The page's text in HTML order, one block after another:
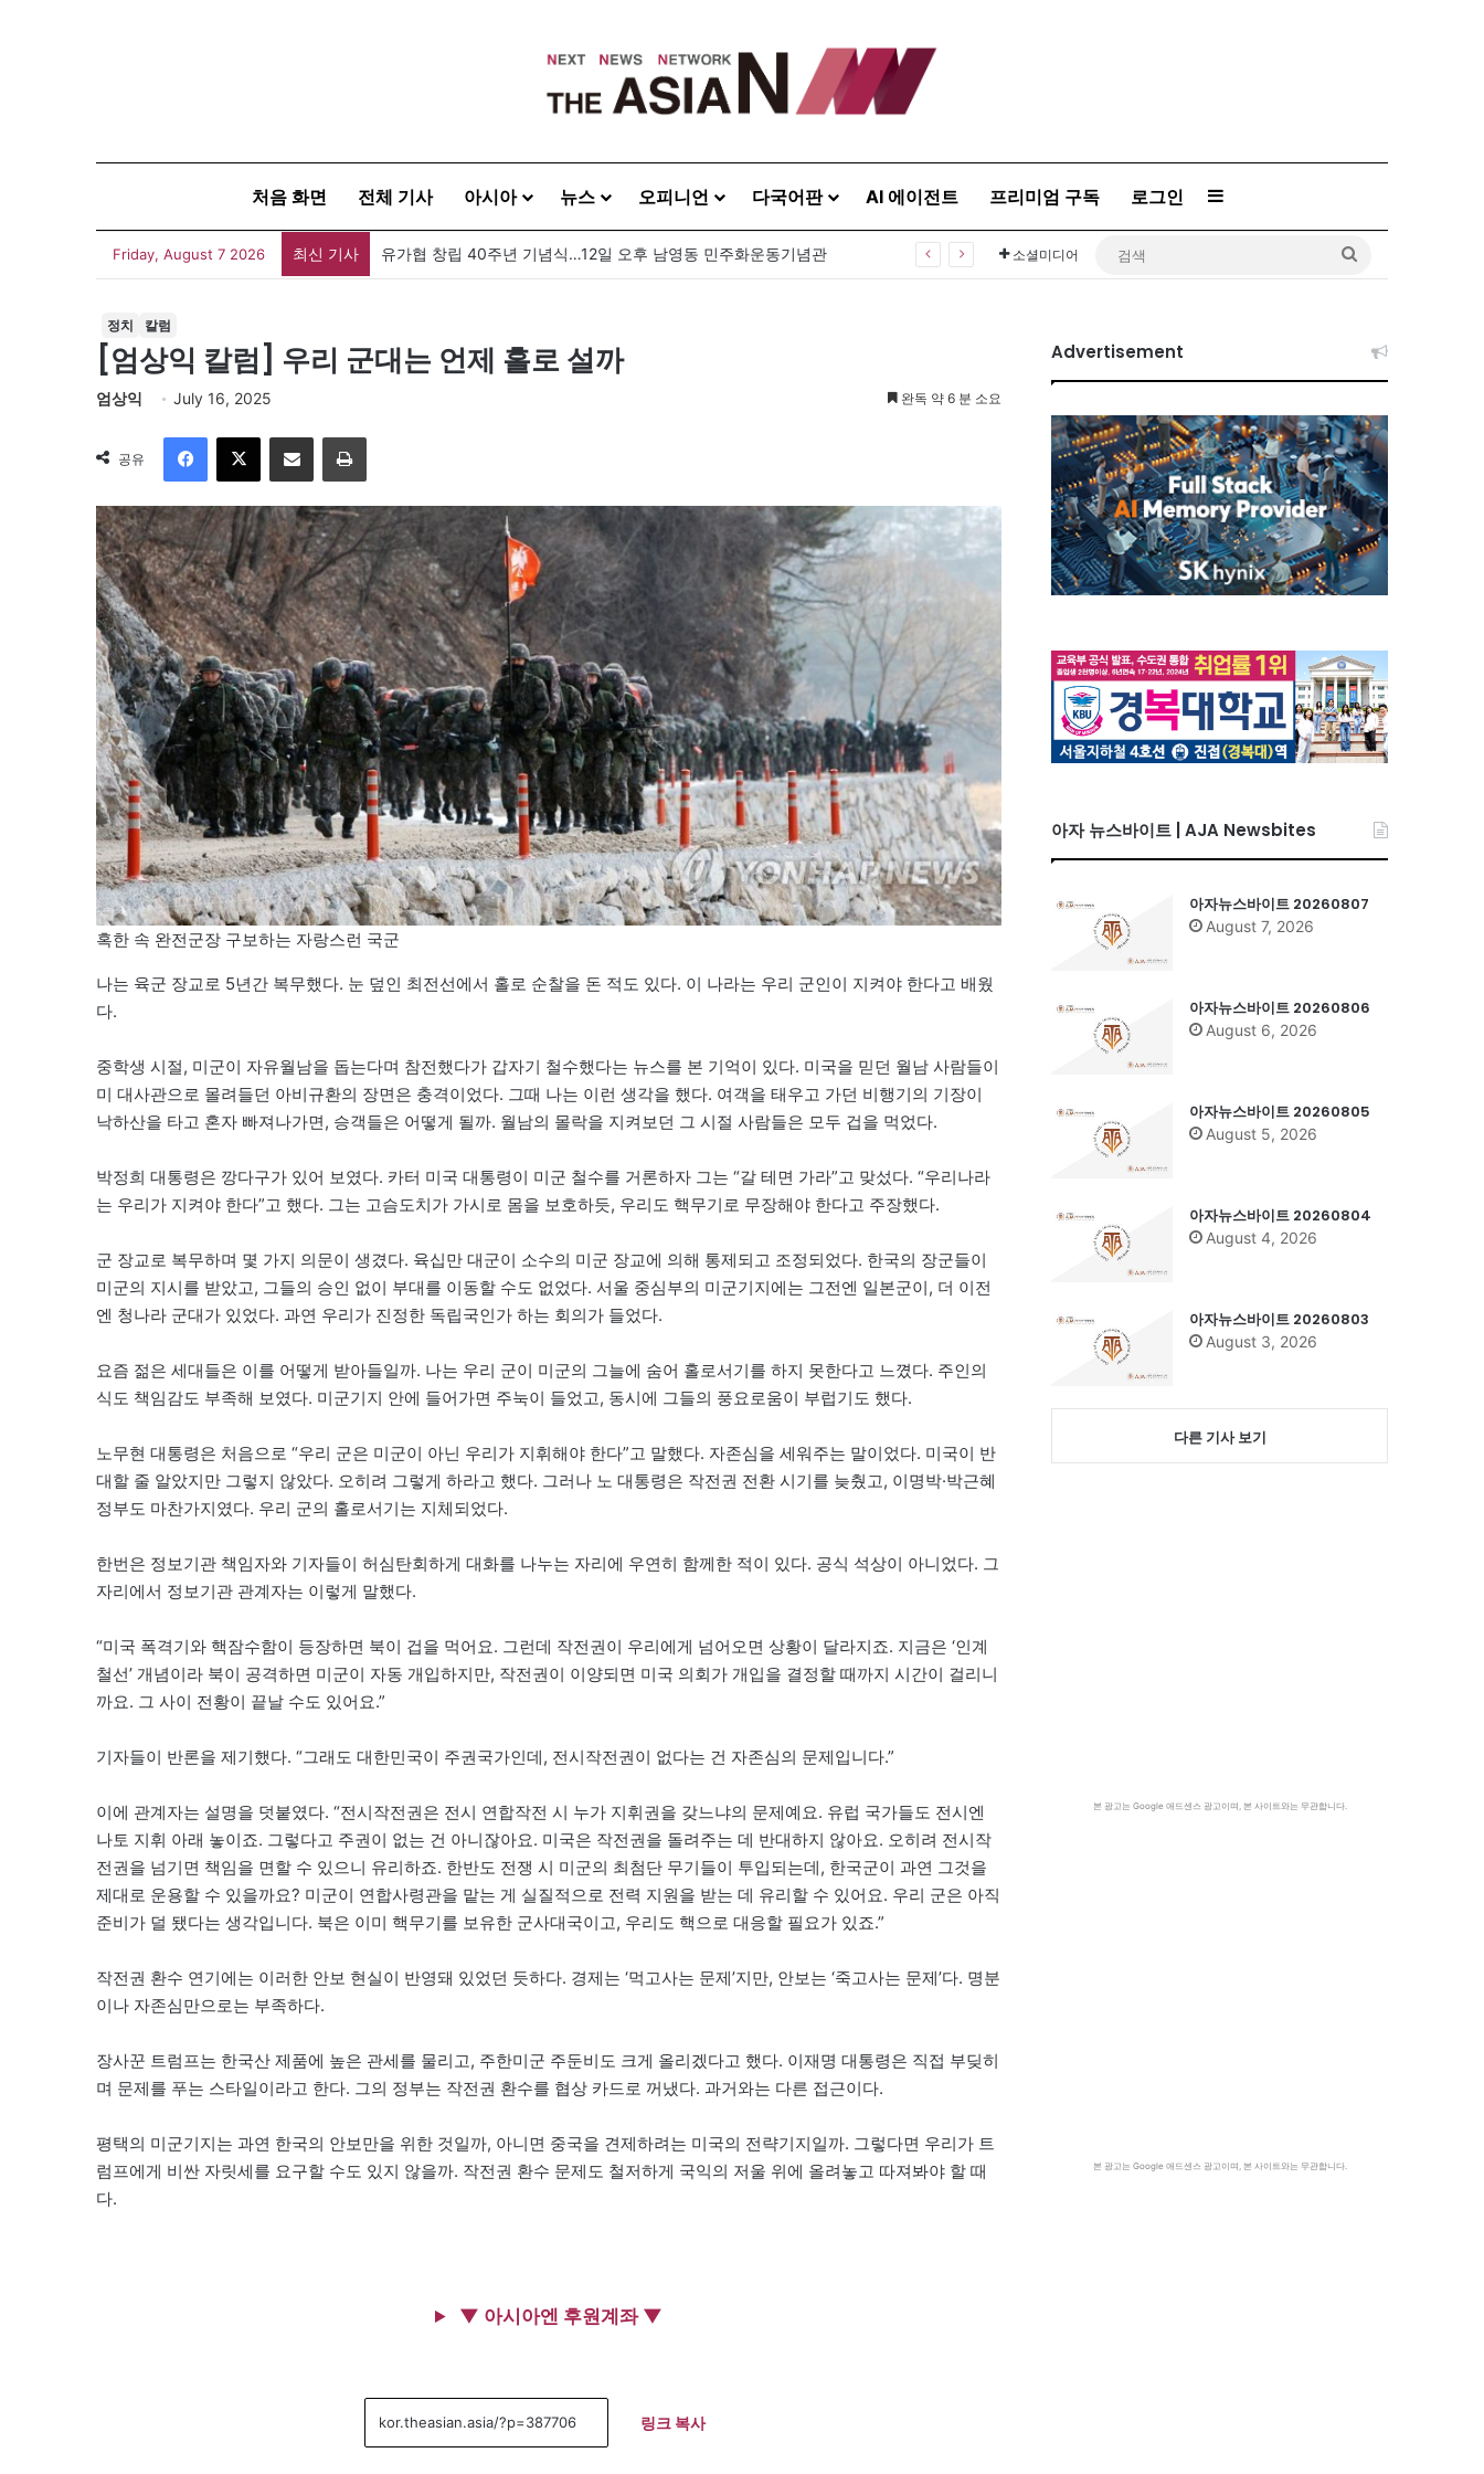
처음 화면 전체 기사 아시아 뉴스 오피니언 다국어판 AI 에이전트 프리미엄 구독 로그인 Sidebar
Friday, August 7 2026 최신 기사 소셜미디어
정치 칼럼
[엄상익 칼럼] 우리 군대는 언제 홀로 설까
엄상익 July 16, 2025 완독 약 6 분 소요
공유
Facebook
X 이메일 인쇄
혹한 속 완전군장 구보하는 자랑스런 국군
나는 육군 장교로 5년간 복무했다. 눈 덮인 최전선에서 홀로 순찰을 돈 적도 있다. 이 나라는 우리 군인이 지켜야 한다고 배웠
다.
중학생 시절, 미군이 자유월남을 돕는다며 참전했다가 갑자기 철수했다는 뉴스를 본 기억이 있다. 미국을 믿던 월남 사람들이
미 대사관으로 몰려들던 아비규환의 장면은 충격이었다. 그때 나는 이런 생각을 했다. 여객을 태우고 가던 비행기의 기장이
낙하산을 타고 혼자 빠져나가면, 승객들은 어떻게 될까. 월남의 몰락을 지켜보던 그 시절 사람들은 모두 겁을 먹었다.
박정희 대통령은 깡다구가 있어 보였다. 카터 미국 대통령이 미군 철수를 거론하자 그는 “갈 테면 가라”고 맞섰다. “우리나라
는 우리가 지켜야 한다”고 했다. 그는 고슴도치가 가시로 몸을 보호하듯, 우리도 핵무기로 무장해야 한다고 주장했다.
군 장교로 복무하며 몇 가지 의문이 생겼다. 육십만 대군이 소수의 미군 장교에 의해 통제되고 조정되었다. 한국의 장군들이
미군의 지시를 받았고, 그들의 승인 없이 부대를 이동할 수도 없었다. 서울 중심부의 미군기지에는 그전엔 일본군이, 더 이전
엔 청나라 군대가 있었다. 과연 우리가 진정한 독립국인가 하는 회의가 들었다.
요즘 젊은 세대들은 이를 어떻게 받아들일까. 나는 우리 군이 미군의 그늘에 숨어 홀로서기를 하지 못한다고 느꼈다. 주인의
식도 책임감도 부족해 보였다. 미군기지 안에 들어가면 주눅이 들었고, 동시에 그들의 풍요로움이 부럽기도 했다.
노무현 대통령은 처음으로 “우리 군은 미군이 아닌 우리가 지휘해야 한다”고 말했다. 자존심을 세워주는 말이었다. 미국이 반
대할 줄 알았지만 그렇지 않았다. 오히려 그렇게 하라고 했다. 그러나 노 대통령은 작전권 전환 시기를 늦췄고, 이명박·박근혜
정부도 마찬가지였다. 우리 군의 홀로서기는 지체되었다.
한번은 정보기관 책임자와 기자들이 허심탄회하게 대화를 나누는 자리에 우연히 함께한 적이 있다. 공식 석상이 아니었다. 그
자리에서 정보기관 관계자는 이렇게 말했다.
“미국 폭격기와 핵잠수함이 등장하면 북이 겁을 먹어요. 그런데 작전권이 우리에게 넘어오면 상황이 달라지죠. 지금은 ‘인계
철선’ 개념이라 북이 공격하면 미군이 자동 개입하지만, 작전권이 이양되면 미국 의회가 개입을 결정할 때까지 시간이 걸리니
까요. 그 사이 전황이 끝날 수도 있어요.”
기자들이 반론을 제기했다. “그래도 대한민국이 주권국가인데, 전시작전권이 없다는 건 자존심의 문제입니다.”
이에 관계자는 설명을 덧붙였다. “전시작전권은 전시 연합작전 시 누가 지휘권을 갖느냐의 문제예요. 유럽 국가들도 전시엔
나토 지휘 아래 놓이죠. 그렇다고 주권이 없는 건 아니잖아요. 미국은 작전권을 돌려주는 데 반대하지 않아요. 오히려 전시작
전권을 넘기면 책임을 면할 수 있으니 유리하죠. 한반도 전쟁 시 미군의 최첨단 무기들이 투입되는데, 한국군이 과연 그것을
제대로 운용할 수 있을까요? 미군이 연합사령관을 맡는 게 실질적으로 전력 지원을 받는 데 유리할 수 있어요. 우리 군은 아직
준비가 덜 됐다는 생각입니다. 북은 이미 핵무기를 보유한 군사대국이고, 우리도 핵으로 대응할 필요가 있죠.”
작전권 환수 연기에는 이러한 안보 현실이 반영돼 있었던 듯하다. 경제는 ‘먹고사는 문제’지만, 안보는 ‘죽고사는 문제’다. 명분
이나 자존심만으로는 부족하다.
장사꾼 트럼프는 한국산 제품에 높은 관세를 물리고, 주한미군 주둔비도 크게 올리겠다고 했다. 이재명 대통령은 직접 부딪히
며 문제를 푸는 스타일이라고 한다. 그의 정부는 작전권 환수를 협상 카드로 꺼냈다. 과거와는 다른 접근이다.
평택의 미군기지는 과연 한국의 안보만을 위한 것일까, 아니면 중국을 견제하려는 미국의 전략기지일까. 그렇다면 우리가 트
럼프에게 비싼 자릿세를 요구할 수도 있지 않을까. 작전권 환수 문제도 철저하게 국익의 저울 위에 올려놓고 따져봐야 할 때
다.
▼ 아시아엔 후원계좌 ▼
링크 복사
Advertisement
아자 뉴스바이트 | AJA Newsbites
아자뉴스바이트 20260807
August 7, 2026
아자뉴스바이트 20260806
August 6, 2026
아자뉴스바이트 20260805
August 5, 2026
아자뉴스바이트 20260804
August 4, 2026
아자뉴스바이트 20260803
August 3, 2026
다른 기사 보기
본 광고는 Google 애드센스 광고이며, 본 사이트와는 무관합니다.
본 광고는 Google 애드센스 광고이며, 본 사이트와는 무관합니다.